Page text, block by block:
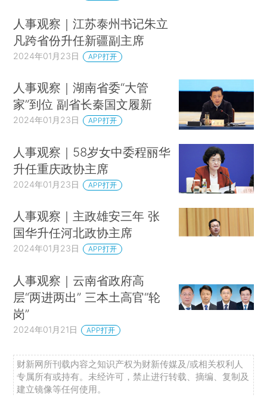
人事观察｜江苏泰州书记朱立
凡跨省份升任新疆副主席
2024年01月23日 APP打开
人事观察｜湖南省委“大管
家”到位 副省长秦国文履新
2024年01月23日 APP打开
人事观察｜58岁女中委程丽华
升任重庆政协主席
2024年01月23日 APP打开
人事观察｜主政雄安三年 张
国华升任河北政协主席
2024年01月23日 APP打开
人事观察｜云南省政府高
层“两进两出” 三本土高官“轮
岗”
2024年01月21日 APP打开
财新网所刊载内容之知识产权为财新传媒及/或相关权利人
专属所有或持有。未经许可，禁止进行转载、摘编、复制及
建立镜像等任何使用。